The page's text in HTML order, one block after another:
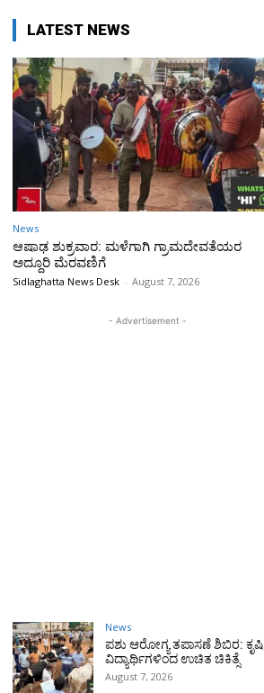
LATEST NEWS
News
ಆಷಾಢ ಶುಕ್ರವಾರ: ಮಳೆಗಾಗಿ ಗ್ರಾಮದೇವತೆಯರ
ಅದ್ದೂರಿ ಮೆರವಣಿಗೆ
Sidlaghatta News Desk - August 7, 2026
- Advertisement -
News
ಪಶು ಆರೋಗ್ಯ ತಪಾಸಣೆ ಶಿಬಿರ: ಕೃಷಿ
ವಿದ್ಯಾರ್ಥಿಗಳಿಂದ ಉಚಿತ ಚಿಕಿತ್ಸೆ
August 7, 2026